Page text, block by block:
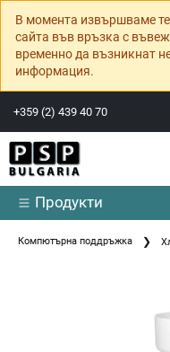
В момента извършваме
сайта във връзка с
временно да възникнат
информация.
+359 (2) 439 40 70
Продукти
Компютърна поддръжка